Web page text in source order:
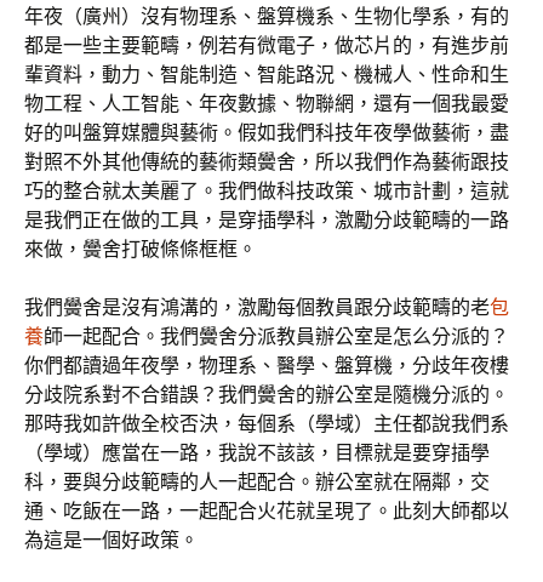
年夜（廣州）沒有物理系、盤算機系、生物化學系，有的
都是一些主要範疇，例若有微電子，做芯片的，有進步前
輩資料，動力、智能制造、智能路況、機械人、性命和生
物工程、人工智能、年夜數據、物聯網，還有一個我最愛
好的叫盤算媒體與藝術。假如我們科技年夜學做藝術，盡
對照不外其他傳統的藝術類黌舍，所以我們作為藝術跟技
巧的整合就太美麗了。我們做科技政策、城市計劃，這就
是我們正在做的工具，是穿插學科，激勵分歧範疇的一路
來做，黌舍打破條條框框。
我們黌舍是沒有鴻溝的，激勵每個教員跟分歧範疇的老包
養師一起配合。我們黌舍分派教員辦公室是怎么分派的？
你們都讀過年夜學，物理系、醫學、盤算機，分歧年夜樓
分歧院系對不合錯誤？我們黌舍的辦公室是隨機分派的。
那時我如許做全校否決，每個系（學域）主任都說我們系
（學域）應當在一路，我說不該該，目標就是要穿插學
科，要與分歧範疇的人一起配合。辦公室就在隔鄰，交
通、吃飯在一路，一起配合火花就呈現了。此刻大師都以
為這是一個好政策。